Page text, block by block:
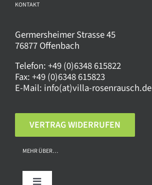
KONTAKT
Germersheimer Strasse 45
76877 Offenbach
Telefon:+49 (0)6348 615822
Fax:+49 (0)6348 615823
E-Mail: info(at)villa-rosenrausch.de
VERTRAG WIDERRUFEN
MEHR ÜBER…